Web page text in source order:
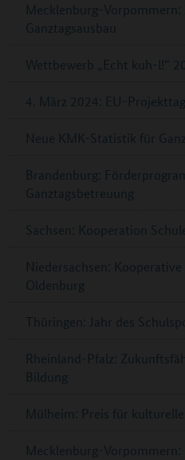
Mecklenburg-
Ganztagsausbau
Wettbewerb „Echt kuh-l!“
4. März 2024: EU-
Neue KMK-Statistik für
Brandenburg:
Ganztagsbetreuung
Sachsen: Kooperation
Niedersachsen:
Oldenburg
Thüringen: Jahr des
Rheinland-Pfalz:
Bildung
Mülheim: Preis für
Mecklenburg-